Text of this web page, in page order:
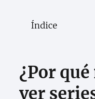
Índice
¿Por
ver